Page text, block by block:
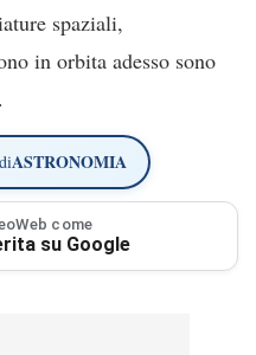
spaziali,
in orbita adesso sono
ASTRONOMIA
come
su Google